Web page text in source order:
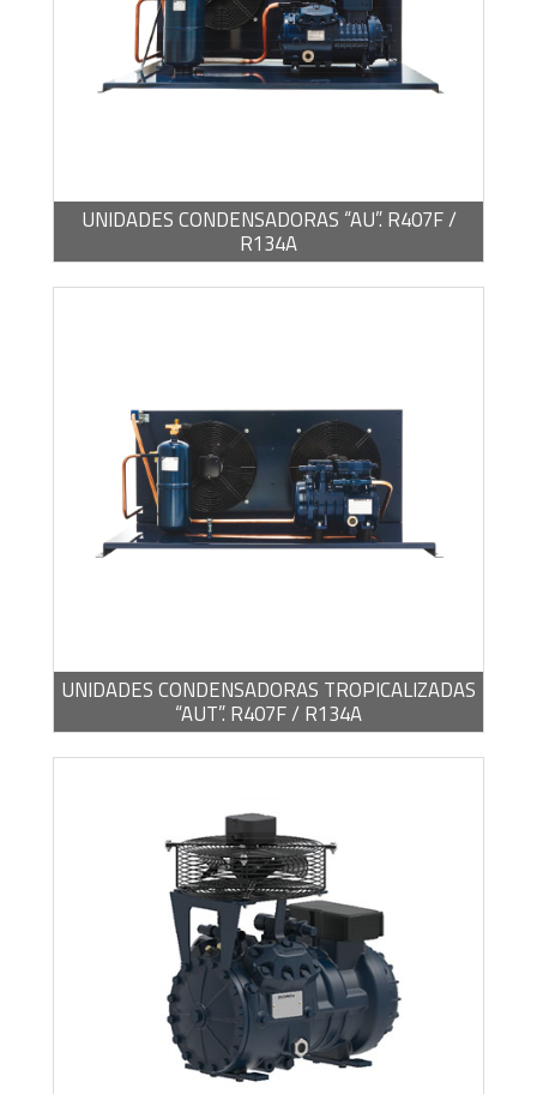
UNIDADES CONDENSADORAS “AU”. R407F /
R134A
UNIDADES CONDENSADORAS TROPICALIZADAS
“AUT”. R407F / R134A
BROCHURA -PDF / 262,61 KB